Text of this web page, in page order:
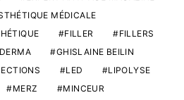
MÉDICALE
FILLER
FILLERS
GHISLAINE BEILIN
LED
LIPOLYSE
MERZ
MINCEUR